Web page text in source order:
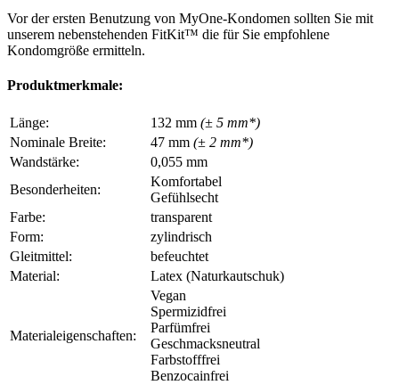
Vor der ersten Benutzung von MyOne-Kondomen sollten Sie mit
unserem nebenstehenden FitKit™ die für Sie empfohlene
Kondomgröße ermitteln.
Produktmerkmale:
Länge: 132 mm (± 5 mm*)
Nominale Breite:
47 mm (± 2 mm*)
Wandstärke:
0,055 mm
Besonderheiten:
Komfortabel
Gefühlsecht
Farbe:
transparent
Form:
zylindrisch
Gleitmittel:
befeuchtet
Material:
Latex (Naturkautschuk)
Materialeigenschaften:
Vegan
Spermizidfrei
Parfümfrei
Geschmacksneutral
Farbstofffrei
Benzocainfrei